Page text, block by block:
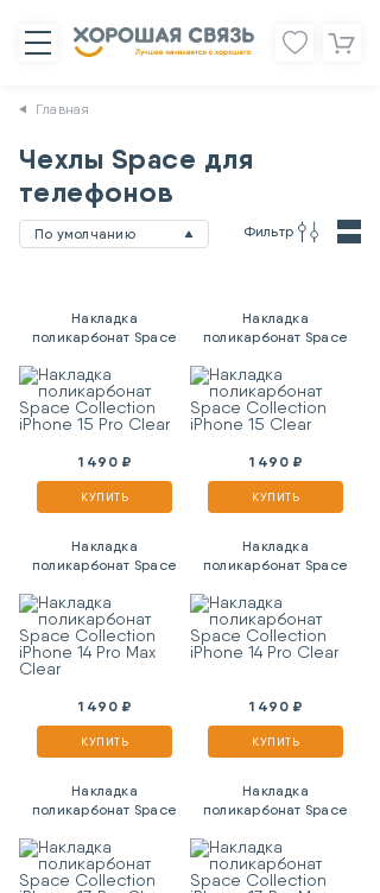
Главная
Чехлы Space для
телефонов
По умолчанию Фильтр
Накладка
поликарбонат Space
Pro Clear
1 490 ₽
КУПИТЬ
Накладка
поликарбонат Space
Clear
1 490 ₽
КУПИТЬ
Накладка
поликарбонат Space
Pro Max Clear
1 490 ₽
КУПИТЬ
Накладка
поликарбонат Space
Pro Clear
1 490 ₽
КУПИТЬ
Накладка
поликарбонат Space
Pro Clear
Накладка
поликарбонат Space
Pro Max Clear